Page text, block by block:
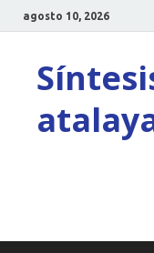
agosto 10, 2026